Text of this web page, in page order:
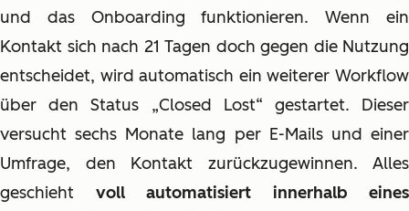
und das Onboarding funktionieren. Wenn ein
Kontakt sich nach 21 Tagen doch gegen die Nutzung
entscheidet, wird automatisch ein weiterer Workflow
über den Status „Closed Lost“ gestartet. Dieser
versucht sechs Monate lang per E-Mails und einer
Umfrage, den Kontakt zurückzugewinnen. Alles
geschieht voll automatisiert innerhalb eines